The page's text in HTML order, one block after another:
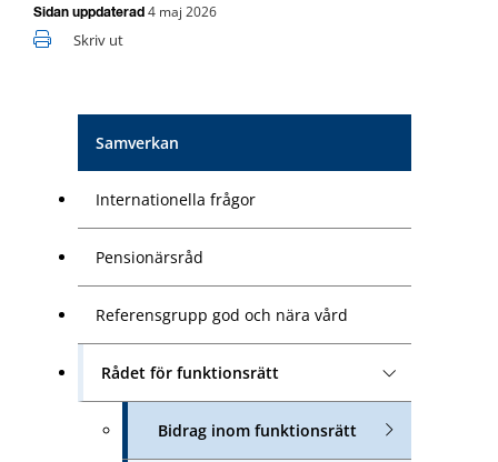
Samverkan
Internationella frågor
Pensionärsråd
Referensgrupp god och nära vård
Rådet för funktionsrätt
Bidrag inom funktionsrätt
Sidan uppdaterad 4 maj 2026
Skriv ut